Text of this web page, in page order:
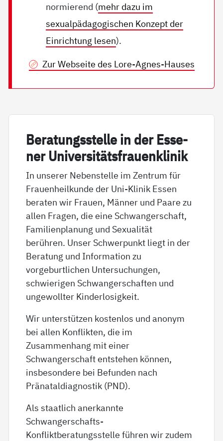
normierend (mehr dazu im
sexualpädagogischen Konzept der
Einrichtung lesen).
Zur Webseite des Lore-Agnes-Hauses
Be­ra­tungs­s­tel­le in der Es­se­
ner Uni­ver­si­täts­frau­en­k­li­nik
In unserer Nebenstelle im Zentrum für
Frauenheilkunde der Uni-Klinik Essen
beraten wir Frauen, Männer und Paare zu
allen Fragen, die eine Schwangerschaft,
Familienplanung und Sexualität
berühren. Unser Schwerpunkt liegt in der
Beratung und Information zu
vorgeburtlichen Untersuchungen,
schwierigen Schwangerschaften und
ungewollter Kinderlosigkeit.
Wir unterstützen kostenlos und anonym
bei allen Konflikten, die im
Zusammenhang mit einer
Schwangerschaft entstehen können,
insbesondere bei Befunden nach
Pränataldiagnostik (PND).
Als staatlich anerkannte
Schwangerschafts-
Konfliktberatungsstelle führen wir zudem